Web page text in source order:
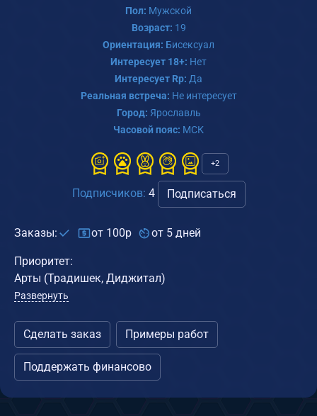
Пол: Мужской
Возраст: 19
Ориентация: Бисексуал
Интересует 18+: Нет
Интересует Rp: Да
Реальная встреча: Не интересует
Город: Ярославль
Часовой пояс: МСК
+2
Подписчиков: 4 Подписаться
Заказы: от 100р от 5 дней
Приоритет:
Арты (Традишек, Диджитал)
Развернуть
Сделать заказ Примеры работ
Поддержать финансово